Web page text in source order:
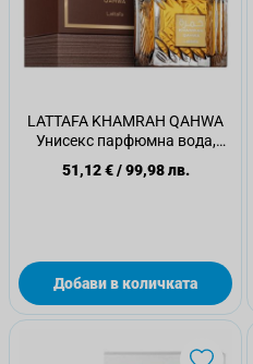
LATTAFA KHAMRAH QAHWA
Унисекс парфюмна вода,
100мл
51,12 €/99,98 лв.
Добави в количката